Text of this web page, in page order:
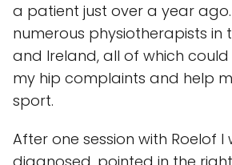
a patient just over a year
numerous physiotherapists in
and Ireland, all of which
my hip complaints and help
sport.
After one session with Roelof